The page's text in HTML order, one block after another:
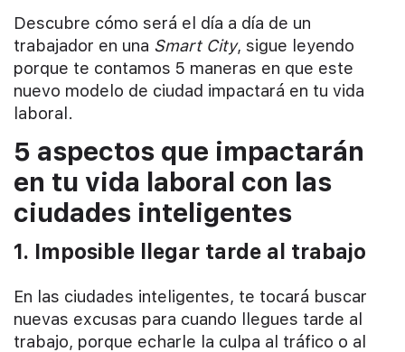
Descubre cómo será el día a día de un
trabajador en una Smart City, sigue leyendo
porque te contamos 5 maneras en que este
nuevo modelo de ciudad impactará en tu vida
laboral.
5 aspectos que impactarán
en tu vida laboral con las
ciudades inteligentes
1. Imposible llegar tarde al trabajo
En las ciudades inteligentes, te tocará buscar
nuevas excusas para cuando llegues tarde al
trabajo, porque echarle la culpa al tráfico o al